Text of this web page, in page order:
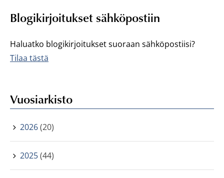
Blogikirjoitukset sähköpostiin
Haluatko blogikirjoitukset suoraan sähköpostiisi?
Tilaa tästä
Vuosiarkisto
2026(20)
2025(44)